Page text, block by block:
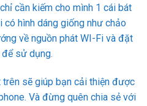
cần kiếm cho mình 1 cái bát
hình dáng giống như chảo
về nguồn phát WI-Fi và đặt
sử dụng.
sẽ giúp bạn cải thiện được
Và đừng quên chia sẻ với